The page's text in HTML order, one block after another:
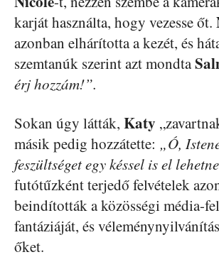
karját használta, hogy vezesse őt.
azonban elhárította a kezét, és
szemtanúk szerint azt mondta
érj hozzám!”.
Sokan úgy látták, Katy
másik pedig hozzátette: „Ó,
feszültséget egy késsel is el
futótűzként terjedő felvételek
beindították a közösségi média-
fantáziáját, és
őket.